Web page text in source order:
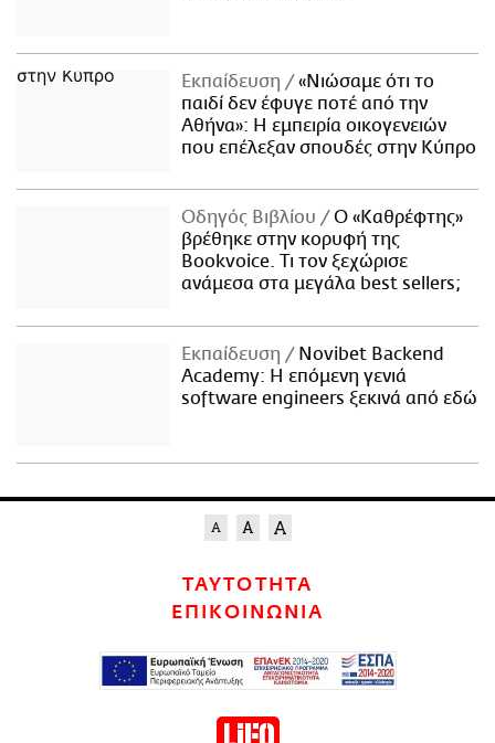
Εκπαίδευση
«Νιώσαμε ότι το
παιδί δεν έφυγε ποτέ από την
Αθήνα»: Η εμπειρία οικογενειών
που επέλεξαν σπουδές στην Κύπρο
Οδηγός Βιβλίου
Ο «Καθρέφτης»
βρέθηκε στην κορυφή της
Bookvoice. Τι τον ξεχώρισε
ανάμεσα στα μεγάλα best sellers;
Εκπαίδευση
Novibet Backend
Academy: Η επόμενη γενιά
software engineers ξεκινά από εδώ
ΤΑΥΤΟΤΗΤΑ
ΕΠΙΚΟΙΝΩΝΙΑ